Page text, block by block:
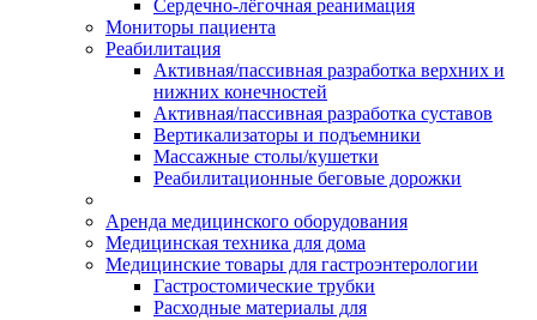
Сердечно-лёгочная реанимация
Мониторы пациента
Реабилитация
Активная/пассивная разработка верхних и
нижних конечностей
Активная/пассивная разработка суставов
Вертикализаторы и подъемники
Массажные столы/кушетки
Реабилитационные беговые дорожки
Аренда медицинского оборудования
Медицинская техника для дома
Медицинские товары для гастроэнтерологии
Гастростомические трубки
Расходные материалы для